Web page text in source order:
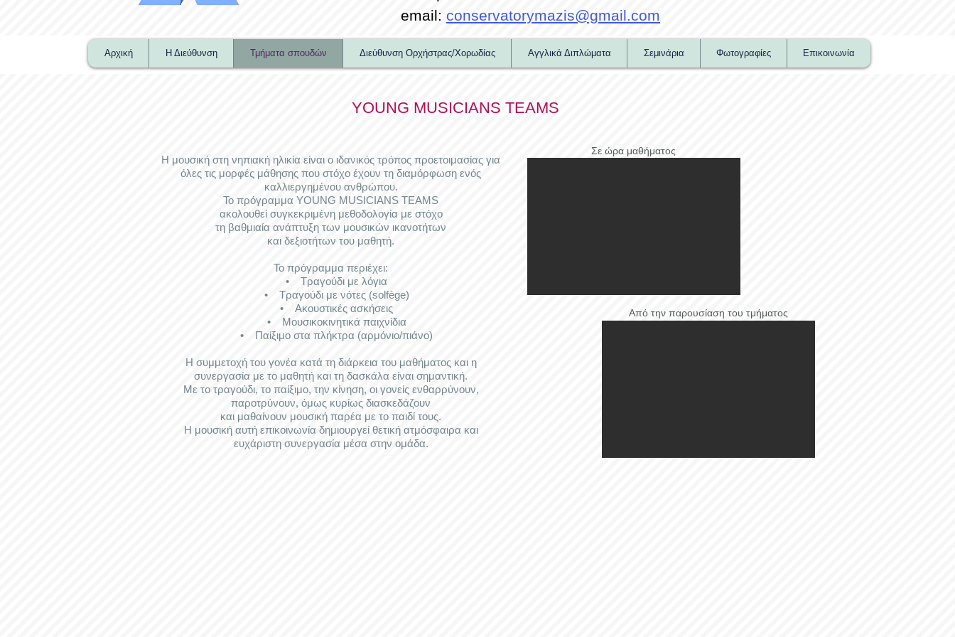
email: conservatorymazis@gmail.com
Αρχική Η Διεύθυνση Τμήματα σπουδών Διεύθυνση Ορχήστρας/Χορωδίας Αγγλικά Διπλώματα Σεμινάρια Φωτογραφίες Επικοινωνία
YOUNG MUSICIANS TEAMS
Η μουσική στη νηπιακή ηλικία είναι ο ιδανικός τρόπος προετοιμασίας για
όλες τις μορφές μάθησης που στόχο έχουν τη διαμόρφωση ενός
καλλιεργημένου ανθρώπου.
Το πρόγραμμα YOUNG MUSICIANS TEAMS
ακολουθεί συγκεκριμένη μεθοδολογία με στόχο
τη βαθμιαία ανάπτυξη των μουσικών ικανοτήτων
και δεξιοτήτων του μαθητή.
Το πρόγραμμα περιέχει:
• Τραγούδι με λόγια
• Τραγούδι με νότες (solfège)
• Ακουστικές ασκήσεις
• Μουσικοκινητικά παιχνίδια
• Παίξιμο στα πλήκτρα (αρμόνιο/πιάνο)
Η συμμετοχή του γονέα κατά τη διάρκεια του μαθήματος και η
συνεργασία με το μαθητή και τη δασκάλα είναι σημαντική.
Με το τραγούδι, το παίξιμο, την κίνηση, οι γονείς ενθαρρύνουν,
παροτρύνουν, όμως κυρίως διασκεδάζουν
και μαθαίνουν μουσική παρέα με το παιδί τους.
Η μουσική αυτή επικοινωνία δημιουργεί θετική ατμόσφαιρα και
ευχάριστη συνεργασία μέσα στην ομάδα.
Σε ώρα μαθήματος
Από την παρουσίαση του τμήματος